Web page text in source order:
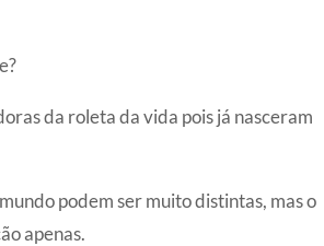
da roleta da vida pois já nasceram
podem ser muito distintas, mas o
apenas.